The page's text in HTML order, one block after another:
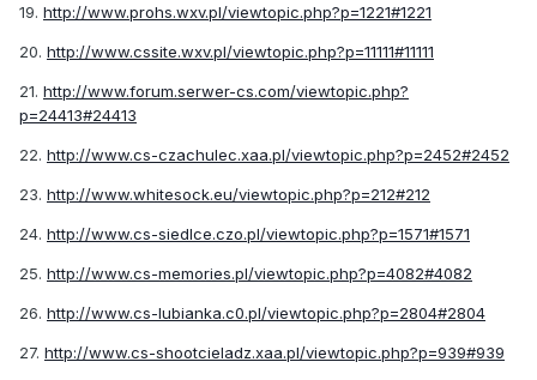
19. http://www.prohs.wxv.pl/viewtopic.php?p=1221#1221
20. http://www.cssite.wxv.pl/viewtopic.php?p=11111#11111
21. http://www.forum.serwer-cs.com/viewtopic.php?
p=24413#24413
22. http://www.cs-czachulec.xaa.pl/viewtopic.php?p=2452#2452
23. http://www.whitesock.eu/viewtopic.php?p=212#212
24. http://www.cs-siedlce.czo.pl/viewtopic.php?p=1571#1571
25. http://www.cs-memories.pl/viewtopic.php?p=4082#4082
26. http://www.cs-lubianka.c0.pl/viewtopic.php?p=2804#2804
27. http://www.cs-shootcieladz.xaa.pl/viewtopic.php?p=939#939